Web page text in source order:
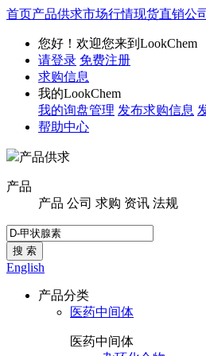
首页产品供求市场行情现货直销公
您好！欢迎您来到LookChem
请登录 免费注册
求购信息
我的LookChem
我的询盘管理 发布求购信息
帮助中心
产品供求
产品
产品 公司 求购 资讯 法规
搜 索
English
产品分类
医药中间体
医药中间体